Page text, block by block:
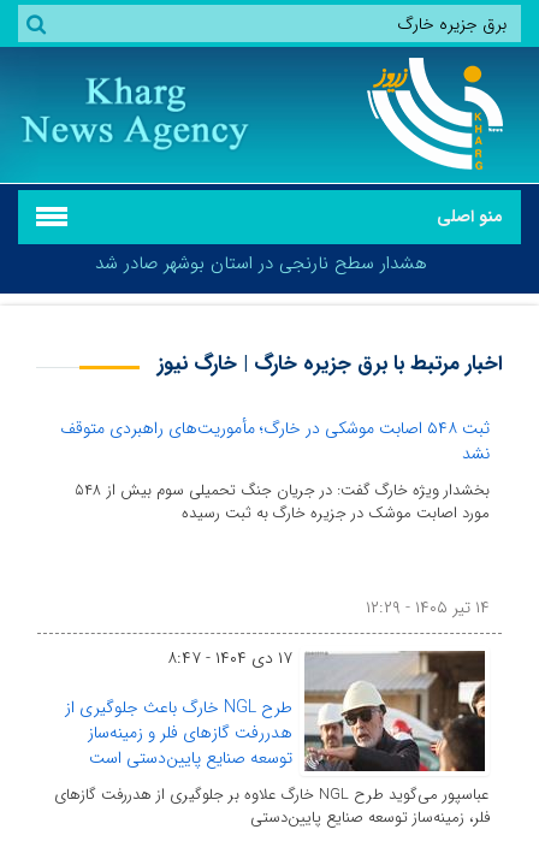
منو اصلی
هشدار سطح نارنجی در استان بوشهر صادر شد
هشدار سطح نارنجی در استان بوشهر صادر شد
اخبار مرتبط با برق جزیره خارگ | خارگ نیوز
ثبت ۵۴۸ اصابت موشکی در خارگ؛ مأموریت‌های راهبردی متوقف
نشد
بخشدار ویژه خارگ گفت: در جریان جنگ تحمیلی سوم بیش از ۵۴۸
مورد اصابت موشک در جزیره خارگ به ثبت رسیده
۱۴ تیر ۱۴۰۵ - ۱۲:۲۹
۱۷ دی ۱۴۰۴ - ۸:۴۷
طرح NGL خارگ باعث جلوگیری از
هدررفت گازهای فلر و زمینه‌ساز
توسعه صنایع پایین‌دستی است
عباسپور می‌گوید طرح NGL خارگ علاوه بر جلوگیری از هدررفت گازهای
فلر، زمینه‌ساز توسعه صنایع پایین‌دستی